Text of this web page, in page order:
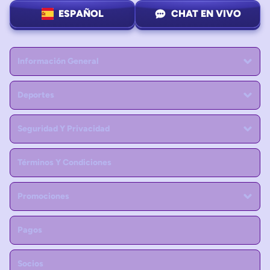
ESPAÑOL CHAT EN VIVO
Información General
Deportes
Seguridad Y Privacidad
Términos Y Condiciones
Promociones
Pagos
Socios